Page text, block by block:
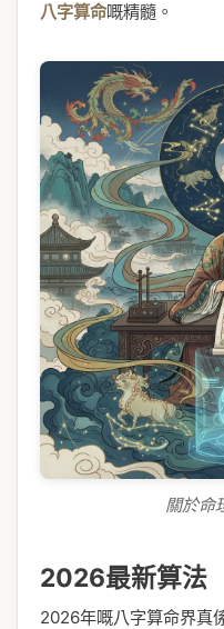
八字算命嘅精髓。
關於命
2026最新算法
2026年嘅八字算命界真